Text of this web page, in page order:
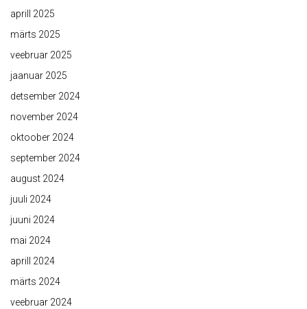
aprill 2025
märts 2025
veebruar 2025
jaanuar 2025
detsember 2024
november 2024
oktoober 2024
september 2024
august 2024
juuli 2024
juuni 2024
mai 2024
aprill 2024
märts 2024
veebruar 2024